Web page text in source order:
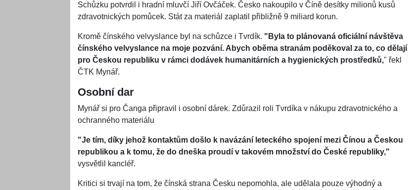
Schůzku potvrdil i hradní mluvčí Jiří Ovčáček. Česko nakoupilo v Číně desítky milionů kusů
zdravotnických pomůcek. Stát za materiál zaplatil přibližně 9 miliard korun.
Kromě čínského velvyslance byl na schůzce i Tvrdík. "Byla to plánovaná oficiální návštěva
čínského velvyslance na moje pozvání. Abych oběma stranám poděkoval za to, co dělají
pro Českou republiku v rámci dodávek humanitárních a hygienických prostředků," řekl
ČTK Mynář.
Osobní dar
Mynář si pro Čanga připravil i osobní dárek. Zdůrazil roli Tvrdíka v nákupu zdravotnického a
ochranného materiálu
"Je tím, díky jehož kontaktům došlo k navázání leteckého spojení mezi Čínou a Českou
republikou a k tomu, že do dneška proudí v takovém množství do České republiky,"
vysvětlil kancléř.
Kritici si trvají na tom, že čínská strana Česku nepomohla, ale udělala pouze výhodný a